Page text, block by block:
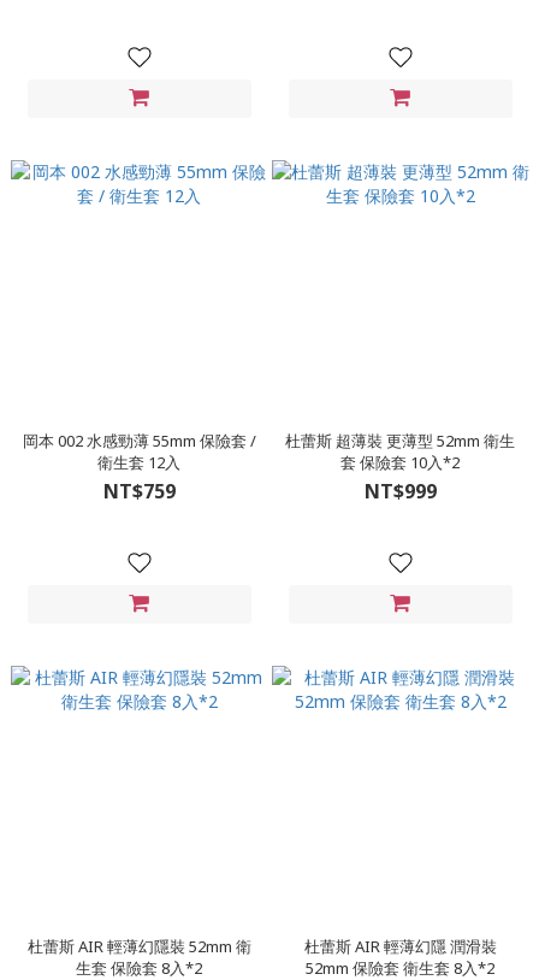
岡本 002 水感勁薄 55mm 保險套 /
衛生套 12入
NT$759
杜蕾斯 超薄裝 更薄型 52mm 衛生
套 保險套 10入*2
NT$999
杜蕾斯 AIR 輕薄幻隱裝 52mm 衛
生套 保險套 8入*2
杜蕾斯 AIR 輕薄幻隱 潤滑裝
52mm 保險套 衛生套 8入*2